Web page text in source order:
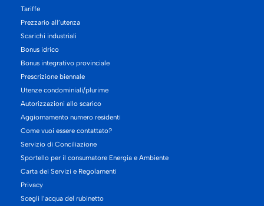
Tariffe
Prezzario all’utenza
Scarichi industriali
Bonus idrico
Bonus integrativo provinciale
Prescrizione biennale
Utenze condominiali/plurime
Autorizzazioni allo scarico
Aggiornamento numero residenti
Come vuoi essere contattato?
Servizio di Conciliazione
Sportello per il consumatore Energia e Ambiente
Carta dei Servizi e Regolamenti
Privacy
Scegli l’acqua del rubinetto